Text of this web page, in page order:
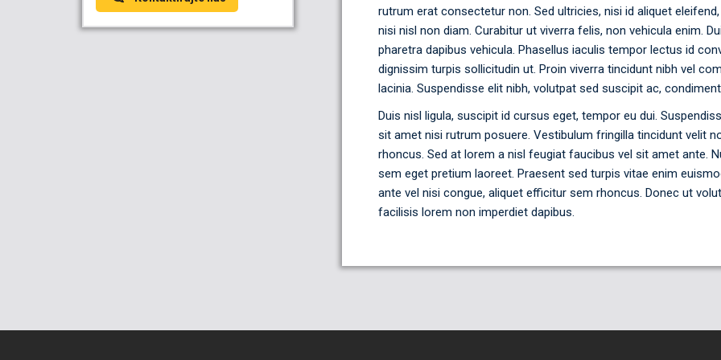
rutrum erat consectetur non. Sed ultricies, nisi id aliquet
nisi nisl non diam. Curabitur ut viverra felis, non vehicula enim.
pharetra dapibus vehicula. Phasellus iaculis tempor lectus id
dignissim turpis sollicitudin ut. Proin viverra tincidunt nibh vel
lacinia. Suspendisse elit nibh, volutpat sed suscipit ac,
Duis nisl ligula, suscipit id cursus eget, tempor eu dui.
sit amet nisi rutrum posuere. Vestibulum fringilla tincidunt velit
rhoncus. Sed at lorem a nisl feugiat faucibus vel sit amet ante.
sem eget pretium laoreet. Praesent sed turpis vitae enim
ante vel nisi congue, aliquet efficitur sem rhoncus. Donec ut
facilisis lorem non imperdiet dapibus.